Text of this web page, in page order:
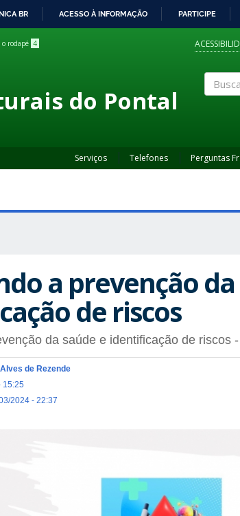
BR ACESSO À INFORMAÇÃO PARTICIPE
o rodapé 4
do Pontal
Serviços Telefones Perguntas
a prevenção
de riscos
da saúde e identificação de riscos
de Rezende
15:25
2024 - 22:37